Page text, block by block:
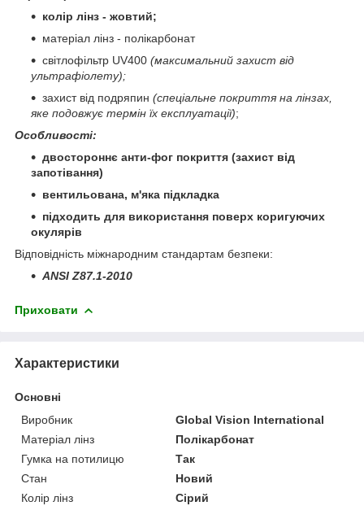
колір лінз - жовтий;
матеріал лінз - полікарбонат
світлофільтр UV400 (максимальний захист від
ультрафіолету);
захист від подряпин (спеціальне покриття на лінзах,
яке подовжує термін їх експлуатації);
Особливості:
двостороннє анти-фог покриття (захист від
запотівання)
вентильована, м'яка підкладка
підходить для використання поверх коригуючих
окулярів
Відповідність міжнародним стандартам безпеки:
ANSI Z87.1-2010
Приховати
Характеристики
Основні
Виробник
Global Vision International
Матеріал лінз
Полікарбонат
Гумка на потилицю
Так
Стан
Новий
Колір лінз
Сірий